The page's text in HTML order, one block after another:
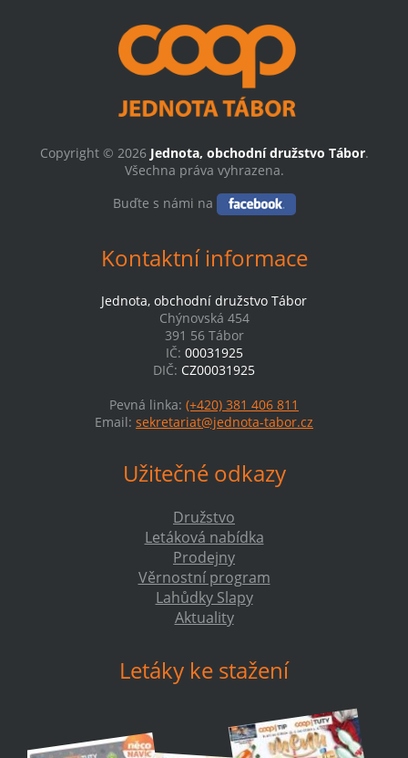
Copyright © 2026 Jednota, obchodní družstvo Tábor.
Všechna práva vyhrazena.
Buďte s námi na
Kontaktní informace
Jednota, obchodní družstvo Tábor
Chýnovská 454
391 56 Tábor
IČ: 00031925
DIČ: CZ00031925
Pevná linka: (+420) 381 406 811
Email: sekretariat@jednota-tabor.cz
Užitečné odkazy
Družstvo
Letáková nabídka
Prodejny
Věrnostní program
Lahůdky Slapy
Aktuality
Letáky ke stažení